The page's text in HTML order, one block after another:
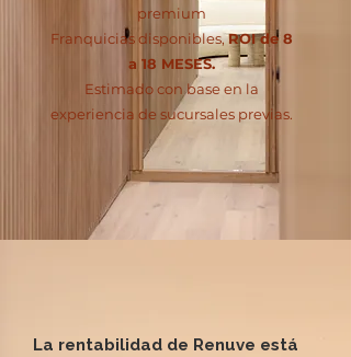
premium
Franquicias disponibles,ROI de 8
a 18 MESES.
Estimado con base en la
experiencia de sucursales previas.
La rentabilidad de Renuve está